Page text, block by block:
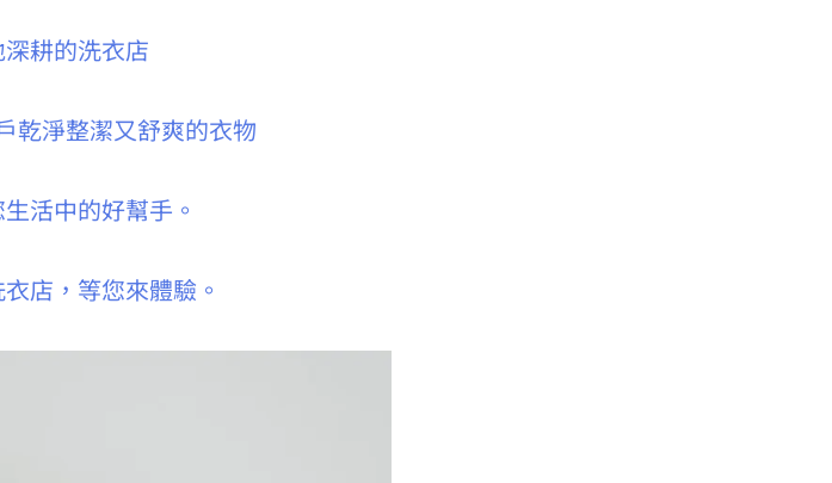
耕的洗衣店
乾淨整潔又舒爽的衣物
活中的好幫手。
店，等您來體驗。